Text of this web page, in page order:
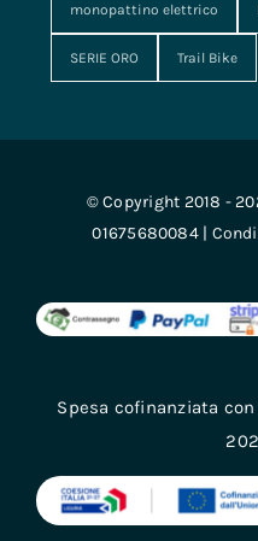
monopattino elettrico
SERIE ORO Trail Bike
© Copyright 2018 -
01675680084 |
Spesa cofinanziata con